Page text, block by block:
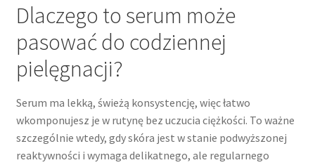
Dlaczego to serum może
pasować do codziennej
pielęgnacji?
Serum ma lekką, świeżą konsystencję, więc łatwo
wkomponujesz je w rutynę bez uczucia ciężkości. To ważne
szczególnie wtedy, gdy skóra jest w stanie podwyższonej
reaktywności i wymaga delikatnego, ale regularnego